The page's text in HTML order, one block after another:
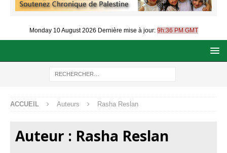
Monday 10 August 2026 Dernière mise à jour: 9h:36 PM GMT
ACCUEIL Auteurs Rasha Reslan
Auteur : Rasha Reslan